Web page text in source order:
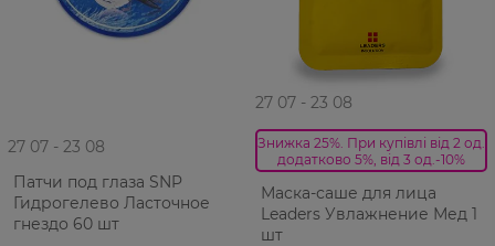
27 07 - 23 08
Патчи под глаза SNP
Гидрогелево Ласточное
гнездо 60 шт
27 07 - 23 08
Знижка 25%. При купівлі від 2 од.
додатково 5%, від 3 од.-10%
Маска-саше для лица
Leaders Увлажнение Мед 1
шт